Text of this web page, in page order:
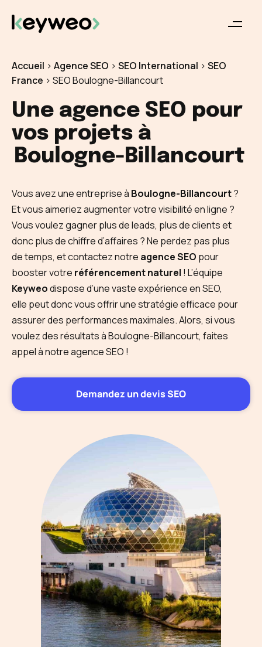
Accueil > Agence SEO > SEO International > SEO
France > SEO Boulogne-Billancourt
Une agence SEO pour
vos projets à
Boulogne-Billancourt
Vous avez une entreprise à Boulogne-Billancourt?
Et vous aimeriez augmenter votre visibilité en ligne ?
Vous voulez gagner plus de leads, plus de clients et
donc plus de chiffre d’affaires ? Ne perdez pas plus
de temps, et contactez notre agence SEO pour
booster votre référencement naturel ! L’équipe
Keyweodispose d’une vaste expérience en SEO,
elle peut donc vous offrir une stratégie efficace pour
assurer des performances maximales. Alors, si vous
voulez des résultats à Boulogne-Billancourt, faites
appel à notre agence SEO !
Demandez un devis SEO